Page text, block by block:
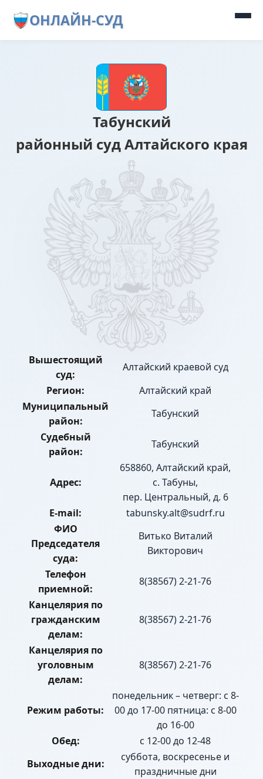
ОНЛАЙН-СУД
Табунский
районный суд Алтайского края
Вышестоящий
суд:
Алтайский краевой суд
Регион:
Алтайский край
Муниципальный
район:
Табунский
Судебный
район:
Табунский
Адрес:
658860, Алтайский край,
с. Табуны,
пер. Центральный, д. 6
E-mail:
tabunsky.alt@sudrf.ru
ФИО
Председателя
суда:
Витько Виталий
Викторович
Телефон
приемной:
8(38567) 2-21-76
Канцелярия по
гражданским
делам:
8(38567) 2-21-76
Канцелярия по
уголовным
делам:
8(38567) 2-21-76
Режим работы:
понедельник – четверг: с 8-
00 до 17-00 пятница: с 8-00
до 16-00
Обед:
с 12-00 до 12-48
Выходные дни:
суббота, воскресенье и
праздничные дни